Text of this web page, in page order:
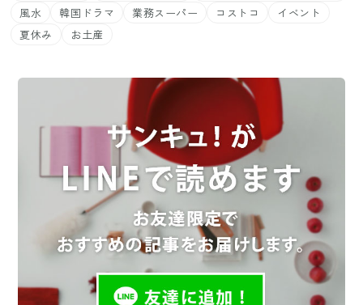
風水
韓国ドラマ 業務スーパー コストコ
イベント
夏休み
お土産